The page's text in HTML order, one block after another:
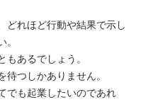
どれほど行動や結果で示し
。
もあるでしょう。
待つしかありません。
でも起業したいのであれ